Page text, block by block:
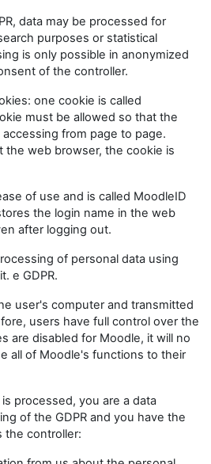
data may be processed for
purposes or statistical
is only possible in anonymized
of the controller.
one cookie is called
must be allowed so that the
from page to page.
the web browser, the cookie is
of use and is called MoodleID
the login name in the web
after logging out.
of personal data using
e GDPR.
user's computer and transmitted
users have full control over the
are disabled for Moodle, it will no
all of Moodle's functions to their
processed, you are a data
of the GDPR and you have the
the controller: